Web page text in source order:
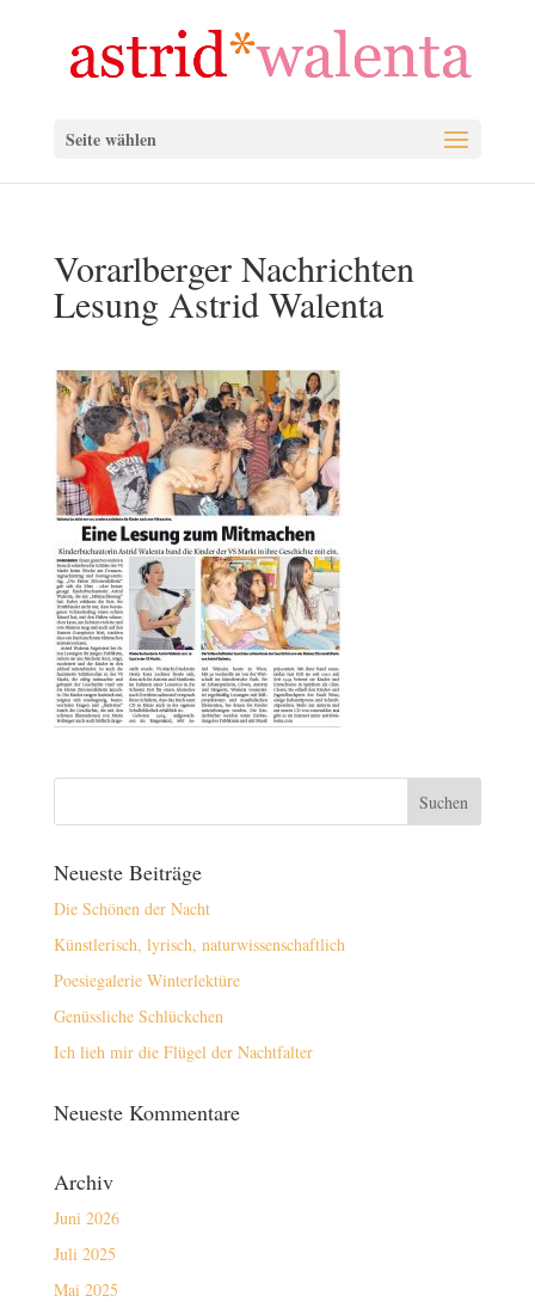
Seite wählen
Vorarlberger Nachrichten
Lesung Astrid Walenta
Neueste Beiträge
Die Schönen der Nacht
Künstlerisch, lyrisch, naturwissenschaftlich
Poesiegalerie Winterlektüre
Genüssliche Schlückchen
Ich lieh mir die Flügel der Nachtfalter
Neueste Kommentare
Archiv
Juni 2026
Juli 2025
Mai 2025